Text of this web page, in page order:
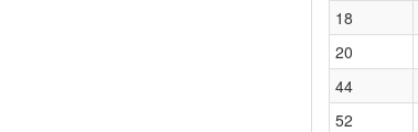
18
20
44
52